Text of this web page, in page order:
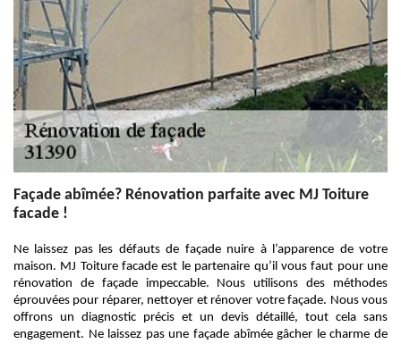
Façade abîmée? Rénovation parfaite avec MJ Toiture
facade !
Ne laissez pas les défauts de façade nuire à l’apparence de votre
maison. MJ Toiture facade est le partenaire qu’il vous faut pour une
rénovation de façade impeccable. Nous utilisons des méthodes
éprouvées pour réparer, nettoyer et rénover votre façade. Nous vous
offrons un diagnostic précis et un devis détaillé, tout cela sans
engagement. Ne laissez pas une façade abîmée gâcher le charme de